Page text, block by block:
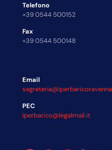
Telefono
+39 0544 500152
Fax
+39 0544 500148
Email
PEC
iperbarico@legalmail.it